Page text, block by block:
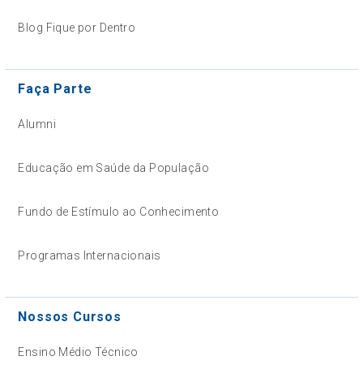
Blog Fique por Dentro
Faça Parte
Alumni
Educação em Saúde da População
Fundo de Estímulo ao Conhecimento
Programas Internacionais
Nossos Cursos
Ensino Médio Técnico